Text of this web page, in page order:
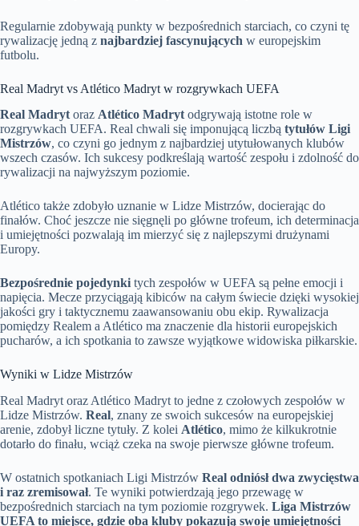
Regularnie zdobywają punkty w bezpośrednich starciach, co czyni tę
rywalizację jedną z najbardziej fascynujących w europejskim
futbolu.
Real Madryt vs Atlético Madryt w rozgrywkach UEFA
Real Madrytoraz Atlético Madrytodgrywają istotne role w
rozgrywkach UEFA. Real chwali się imponującą liczbą tytułów Ligi
Mistrzów, co czyni go jednym z najbardziej utytułowanych klubów
wszech czasów. Ich sukcesy podkreślają wartość zespołu i zdolność do
rywalizacji na najwyższym poziomie.
Atlético także zdobyło uznanie w Lidze Mistrzów, docierając do
finałów. Choć jeszcze nie sięgnęli po główne trofeum, ich determinacja
i umiejętności pozwalają im mierzyć się z najlepszymi drużynami
Europy.
Bezpośrednie pojedynki tych zespołów w UEFA są pełne emocji i
napięcia. Mecze przyciągają kibiców na całym świecie dzięki wysokiej
jakości gry i taktycznemu zaawansowaniu obu ekip. Rywalizacja
pomiędzy Realem a Atlético ma znaczenie dla historii europejskich
pucharów, a ich spotkania to zawsze wyjątkowe widowiska piłkarskie.
Wyniki w Lidze Mistrzów
Real Madryt oraz Atlético Madryt to jedne z czołowych zespołów w
Lidze Mistrzów. Real, znany ze swoich sukcesów na europejskiej
arenie, zdobył liczne tytuły. Z kolei Atlético, mimo że kilkukrotnie
dotarło do finału, wciąż czeka na swoje pierwsze główne trofeum.
W ostatnich spotkaniach Ligi Mistrzów Real odniósł dwa zwycięstwa
i raz zremisował. Te wyniki potwierdzają jego przewagę w
bezpośrednich starciach na tym poziomie rozgrywek. Liga Mistrzów
UEFA to miejsce, gdzie oba kluby pokazują swoje umiejętności